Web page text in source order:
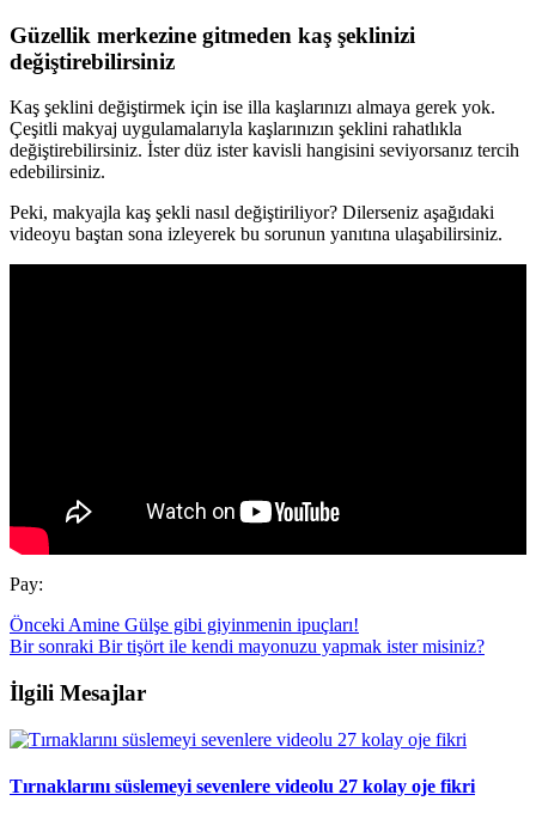
Güzellik merkezine gitmeden kaş şeklinizi
değiştirebilirsiniz
Kaş şeklini değiştirmek için ise illa kaşlarınızı almaya gerek yok.
Çeşitli makyaj uygulamalarıyla kaşlarınızın şeklini rahatlıkla
değiştirebilirsiniz. İster düz ister kavisli hangisini seviyorsanız tercih
edebilirsiniz.
Peki, makyajla kaş şekli nasıl değiştiriliyor? Dilerseniz aşağıdaki
videoyu baştan sona izleyerek bu sorunun yanıtına ulaşabilirsiniz.
Pay:
Önceki Amine Gülşe gibi giyinmenin ipuçları!
Bir sonraki Bir tişört ile kendi mayonuzu yapmak ister misiniz?
İlgili Mesajlar
Tırnaklarını süslemeyi sevenlere videolu 27 kolay oje fikri